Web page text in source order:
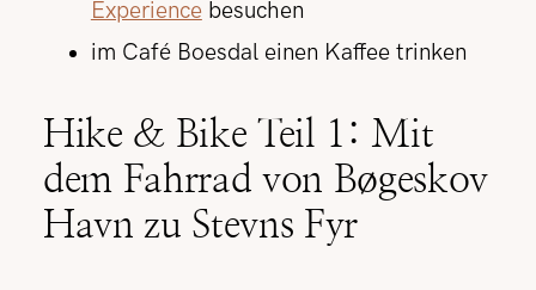
Experience besuchen
im Café Boesdal einen Kaffee trinken
Hike & Bike Teil 1: Mit
dem Fahrrad von Bøgeskov
Havn zu Stevns Fyr